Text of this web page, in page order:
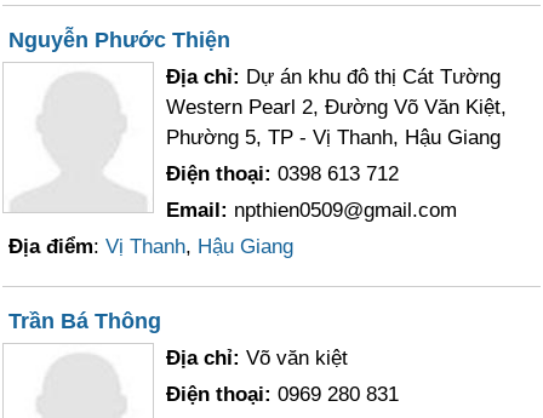
Nguyễn Phước Thiện
Địa chỉ: Dự án khu đô thị Cát Tường
Western Pearl 2, Đường Võ Văn Kiệt,
Phường 5, TP - Vị Thanh, Hậu Giang
Điện thoại:0398 613 712
Email: npthien0509@gmail.com
Địa điểm:Vị Thanh, Hậu Giang
Trần Bá Thông
Địa chỉ:Võ văn kiệt
Điện thoại:0969 280 831